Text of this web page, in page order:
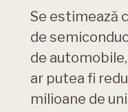
Se estimează
de
de
ar putea fi
milioane de